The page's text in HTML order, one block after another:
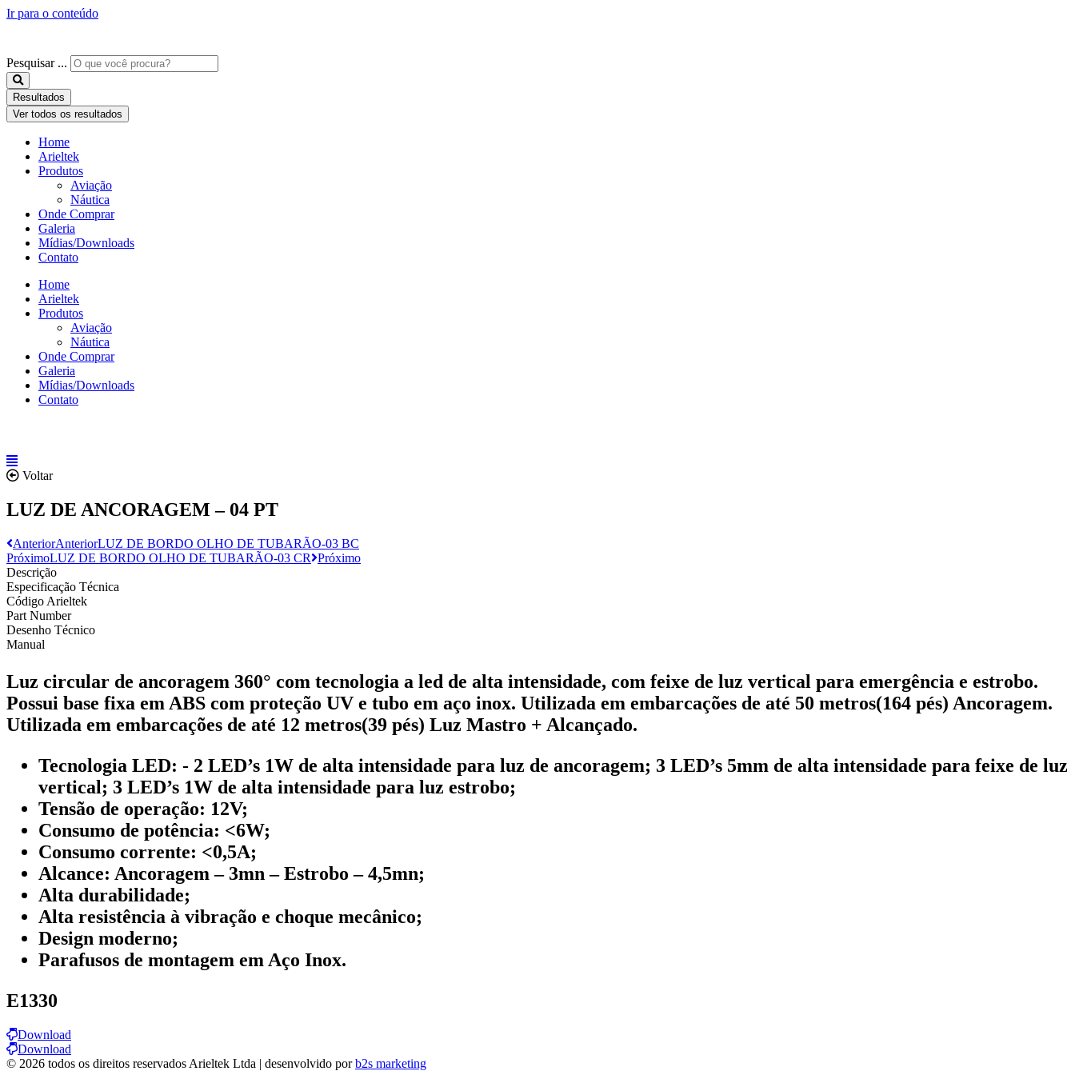
Ir para o conteúdo
Pesquisar ...
Resultados
Ver todos os resultados
Home
Arieltek
Produtos
Aviação
Náutica
Onde Comprar
Galeria
Mídias/Downloads
Contato
Home
Arieltek
Produtos
Aviação
Náutica
Onde Comprar
Galeria
Mídias/Downloads
Contato
Voltar
LUZ DE ANCORAGEM – 04 PT
AnteriorAnteriorLUZ DE BORDO OLHO DE TUBARÃO-03 BC
PróximoLUZ DE BORDO OLHO DE TUBARÃO-03 CR Próximo
Descrição
Especificação Técnica
Código Arieltek
Part Number
Desenho Técnico
Manual
Luz circular de ancoragem 360° com tecnologia a led de alta intensidade, com feixe de luz vertical para emergência e estrobo.
Possui base fixa em ABS com proteção UV e tubo em aço inox. Utilizada em embarcações de até 50 metros(164 pés) Ancoragem.
Utilizada em embarcações de até 12 metros(39 pés) Luz Mastro + Alcançado.
Tecnologia LED: - 2 LED’s 1W de alta intensidade para luz de ancoragem; 3 LED’s 5mm de alta intensidade para feixe de luz
vertical; 3 LED’s 1W de alta intensidade para luz estrobo;
Tensão de operação: 12V;
Consumo de potência: <6W;
Consumo corrente: <0,5A;
Alcance: Ancoragem – 3mn – Estrobo – 4,5mn;
Alta durabilidade;
Alta resistência à vibração e choque mecânico;
Design moderno;
Parafusos de montagem em Aço Inox.
E1330
Download
Download
© 2026 todos os direitos reservados Arieltek Ltda | desenvolvido porb2s marketing